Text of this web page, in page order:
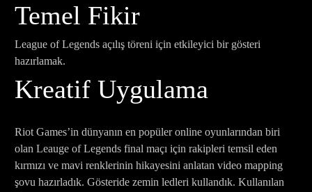
Temel Fikir
League of Legends açılış töreni için etkileyici bir gösteri
hazırlamak.
Kreatif Uygulama
Riot Games’in dünyanın en popüler online oyunlarından biri
olan Leauge of Legends final maçı için rakipleri temsil eden
kırmızı ve mavi renklerinin hikayesini anlatan video mapping
şovu hazırladık. Gösteride zemin ledleri kullandık. Kullanılan